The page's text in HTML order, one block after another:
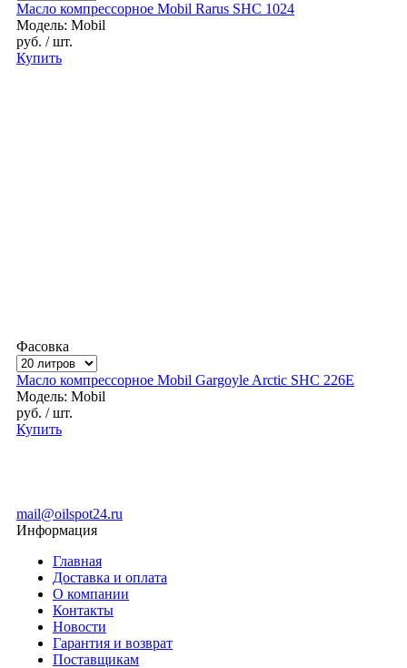
Масло компрессорное Mobil Rarus SHC 1024
Модель: Mobil
руб. / шт.
Купить
Фасовка
Масло компрессорное Mobil Gargoyle Arctic SHC 226E
Модель: Mobil
руб. / шт.
Купить
mail@oilspot24.ru
Информация
Главная
Доставка и оплата
О компании
Контакты
Новости
Гарантия и возврат
Поставщикам